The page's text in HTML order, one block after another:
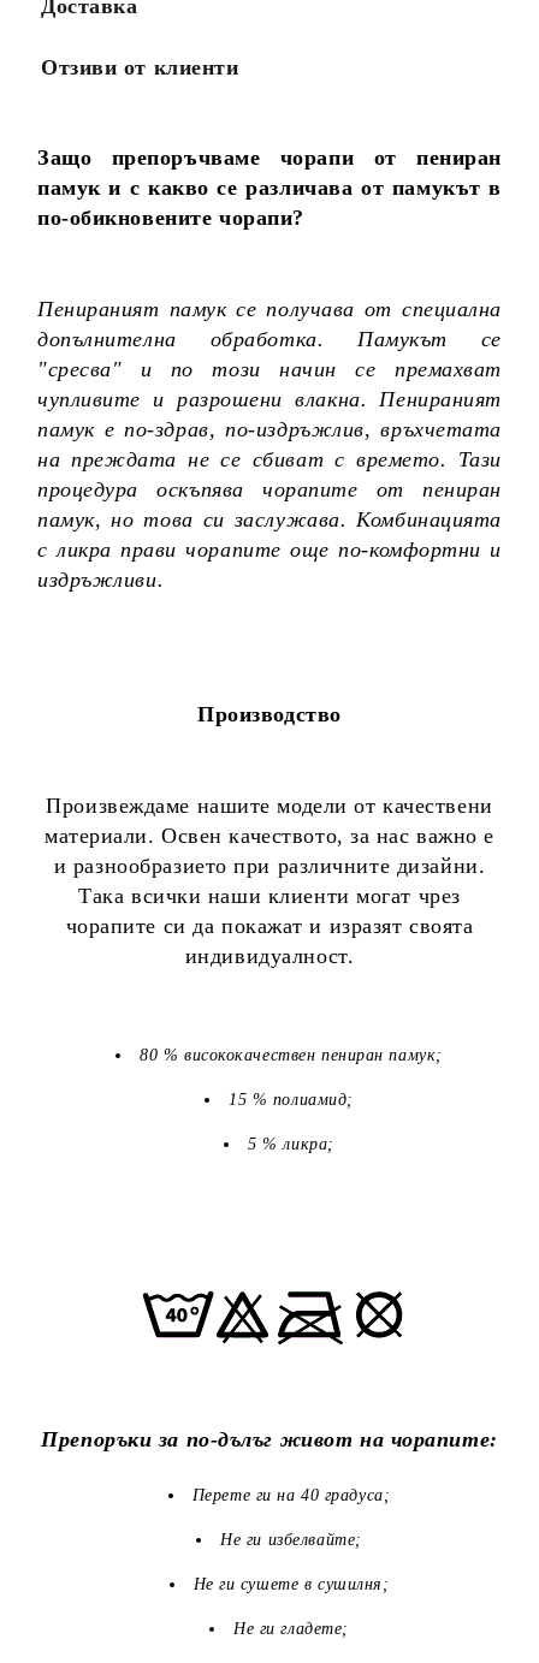
Доставка
Отзиви от клиенти
Защо препоръчваме чорапи от пениран
памук и с какво се различава от памукът в
по-обикновените чорапи?
Пенираният памук се получава от специална
допълнителна обработка. Памукът се
"сресва" и по този начин се премахват
чупливите и разрошени влакна. Пенираният
памук е по-здрав, по-издръжлив, връхчетата
на преждата не се сбиват с времето. Тази
процедура оскъпява чорапите от пениран
памук, но това си заслужава. Комбинацията
с ликра прави чорапите още по-комфортни и
издръжливи.
Производство
Произвеждаме нашите модели от качествени
материали. Освен качеството, за нас важно е
и разнообразието при различните дизайни.
Така всички наши клиенти могат чрез
чорапите си да покажат и изразят своята
индивидуалност.
80 % висококачествен пениран памук;
15 % полиамид;
5 % ликра;
Препоръки за по-дълъг живот на чорапите:
Перете ги на 40 градуса;
Не ги избелвайте;
Не ги сушете в сушилня;
Не ги гладете;